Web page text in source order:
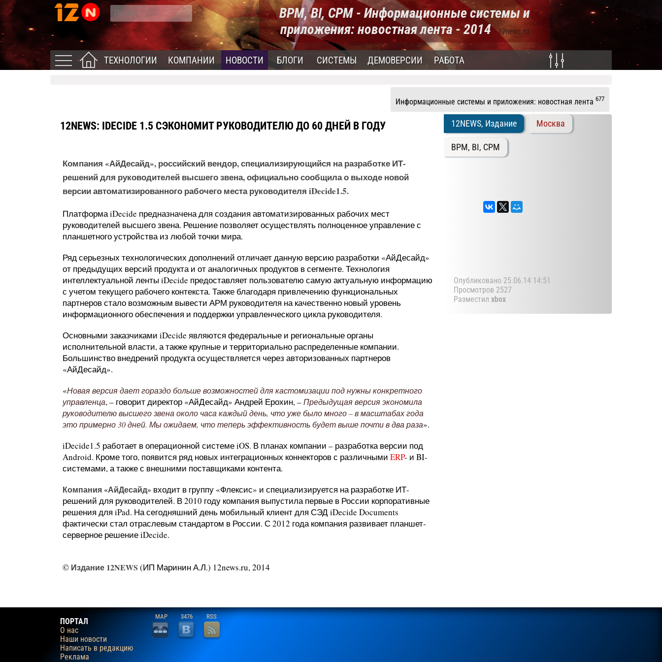
BPM, BI, CPM - Информационные системы и
приложения: новостная лента - 2014- 12news.ru
ТЕХНОЛОГИИ КОМПАНИИ НОВОСТИ БЛОГИ СИСТЕМЫ ДЕМОВЕРСИИ РАБОТА
Информационные системы и приложения: новостная лента 677
12NEWS: IDECIDE 1.5 СЭКОНОМИТ РУКОВОДИТЕЛЮ ДО 60 ДНЕЙ В ГОДУ
Компания «АйДесайд», российский вендор, специализирующийся на разработке ИТ-
решений для руководителей высшего звена, официально сообщила о выходе новой
версии автоматизированного рабочего места руководителя iDecide1.5.
Платформа iDecide предназначена для создания автоматизированных рабочих мест
руководителей высшего звена. Решение позволяет осуществлять полноценное управление с
планшетного устройства из любой точки мира.
Ряд серьезных технологических дополнений отличает данную версию разработки «АйДесайд»
от предыдущих версий продукта и от аналогичных продуктов в сегменте. Технология
интеллектуальной ленты iDecide предоставляет пользователю самую актуальную информацию
с учетом текущего рабочего контекста. Также благодаря привлечению функциональных
партнеров стало возможным вывести АРМ руководителя на качественно новый уровень
информационного обеспечения и поддержки управленческого цикла руководителя.
Основными заказчиками iDecide являются федеральные и региональные органы
исполнительной власти, а также крупные и территориально распределенные компании.
Большинство внедрений продукта осуществляется через авторизованных партнеров
«АйДесайд».
«Новая версия дает гораздо больше возможностей для кастомизации под нужны конкретного
управленца, – говорит директор «АйДесайд» Андрей Ерохин, –Предыдущая версия экономила
руководителю высшего звена около часа каждый день, что уже было много – в масштабах года
это примерно 30 дней. Мы ожидаем, что теперь эффективность будет выше почти в два раза».
iDecide1.5 работает в операционной системе iOS. В планах компании – разработка версии под
Android. Кроме того, появится ряд новых интеграционных коннекторов с различными ERP- и BI-
системами, а также с внешними поставщиками контента.
Компания «АйДесайд» входит в группу «Флексис» и специализируется на разработке ИТ-
решений для руководителей. В 2010 году компания выпустила первые в России корпоративные
решения для iPad. На сегодняшний день мобильный клиент для СЭД iDecide Documents
фактически стал отраслевым стандартом в России. С 2012 года компания развивает планшет-
серверное решение iDecide.
© Издание 12NEWS (ИП Маринин А.Л.) 12news.ru, 2014
12NEWS, Издание Москва
BPM, BI, CPM
Опубликовано 25.06.14 14:51
Просмотров 2527
Разместил xbox
ПОРТАЛ
О нас
Наши новости
Написать в редакцию
Реклама
MAP 3476 RSS